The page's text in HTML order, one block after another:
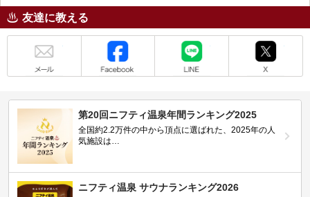
友達に教える
第20回ニフティ温泉年間ランキング2025
全国約2.2万件の中から頂点に選ばれた、2025年の人
気施設は…
ニフティ温泉 サウナランキング2026